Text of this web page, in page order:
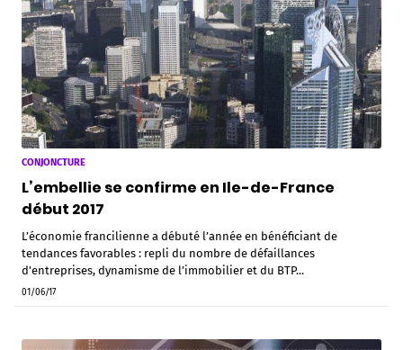
CONJONCTURE
L’embellie se confirme en Ile-de-France
début 2017
L’économie francilienne a débuté l’année en bénéficiant de
tendances favorables : repli du nombre de défaillances
d'entreprises, dynamisme de l’immobilier et du BTP...
01/06/17